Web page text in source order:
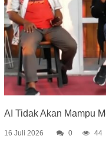
AI Tidak Akan Mampu
16 Juli 2026 0 44